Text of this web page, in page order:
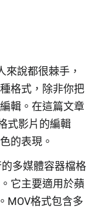
來說都很棘手，
格式，除非你把
輯。在這篇文章
式影片的編輯
的表現。
多媒體容器檔格
它主要適用於蘋
。MOV格式包含多